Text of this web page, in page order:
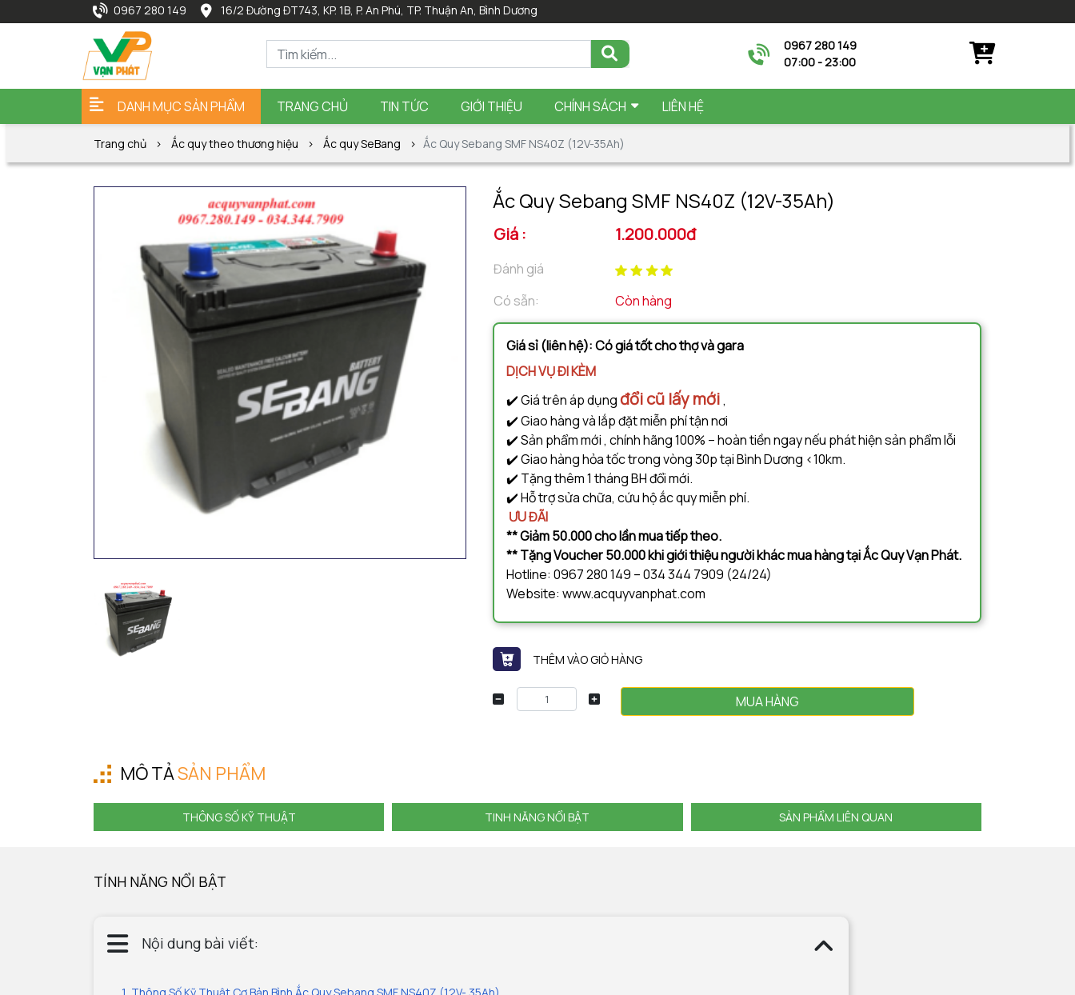
0967 280 149 16/2 Đường ĐT743, KP. 1B, P. An Phú, TP. Thuận An, Bình Dương
0967 280 149
07:00 - 23:00
DANH MỤC SẢN PHẨM TRANG CHỦ TIN TỨC GIỚI THIỆU CHÍNH SÁCH LIÊN HỆ
Trang chủ Ắc quy theo thương hiệu Ắc quy SeBang Ắc Quy Sebang SMF NS40Z (12V-35Ah)
Ắc Quy Sebang SMF NS40Z (12V-35Ah)
Giá : 1.200.000đ
Đánh giá
Có sẵn:
Còn hàng
Giá sỉ (liên hệ): Có giá tốt cho thợ và gara
DỊCH VỤ ĐI KÈM
✔️ Giá trên áp dụngđổi cũ lấy mới ,
✔️ Giao hàng và lắp đặt miễn phí tận nơi
✔️ Sản phẩm mới , chính hãng 100% – hoàn tiền ngay nếu phát hiện sản phẩm lỗi
✔️ Giao hàng hỏa tốc trong vòng 30p tại Bình Dương <10km.
✔️ Tặng thêm 1 tháng BH đổi mới.
✔️ Hỗ trợ sửa chữa, cứu hộ ắc quy miễn phí.
ƯU ĐÃI
** Giảm 50.000 cho lần mua tiếp theo.
** Tặng Voucher 50.000 khi giới thiệu người khác mua hàng tại Ắc Quy Vạn Phát.
Hotline: 0967 280 149 – 034 344 7909 (24/24)
Website: www.acquyvanphat.com
THÊM VÀO GIỎ HÀNG
MUA HÀNG
MÔ TẢSẢN PHẨM
THÔNG SỐ KỸ THUẬT TINH NĂNG NỔI BẬT SẢN PHẨM LIÊN QUAN
TÍNH NĂNG NỔI BẬT
Nội dung bài viết: